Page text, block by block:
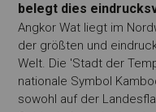
belegt dies
Angkor Wat liegt im
der größten und
Welt. Die 'Stadt der
nationale Symbol
sowohl auf der